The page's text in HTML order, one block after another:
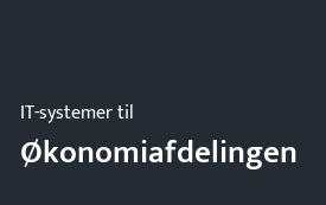
IT-systemer til
Økonomiafdelingen